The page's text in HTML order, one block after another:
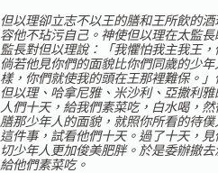
但以理卻立志不以王的膳和王所飲的
容他不玷污自己。神使但以理在太監
監長對但以理說：「我懼怕我主我王
倘若他見你們的面貌比你們同歲的少
樣，你們就使我的頭在王那裡難保。
但以理、哈拿尼雅、米沙利、亞撒利
人們十天，給我們素菜吃，白水喝，
膳那少年人的面貌，就照你所看的待
這件事，試看他們十天。過了十天，
切少年人更加俊美肥胖。於是委辦撤
給他們素菜吃。